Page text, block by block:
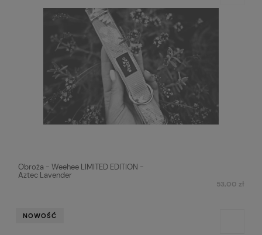
Obroża - Weehee LIMITED EDITION -
Aztec Lavender
53,00 zł
NOWOŚĆ